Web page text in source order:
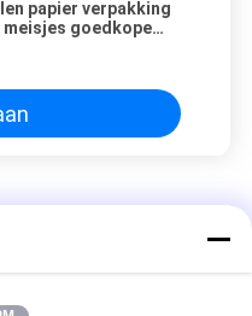
papier verpakking
meisjes goedkope
meisjes goedkope